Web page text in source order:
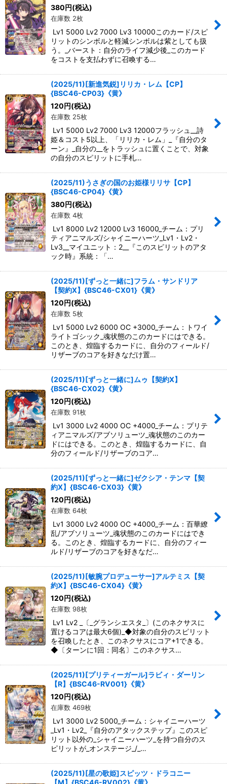
380 円(税込)
在庫数 2枚
Lv1 5000 Lv2 7000 Lv3 10000このカード/スピ
リットのシンボルと軽減シンボルは紫としても扱
う。_バースト：自分のライフ減少後_このカード
をコストを支払わずに召喚する…
(2025/11)[新進気鋭]リリカ・レム【CP】
{BSC46-CP03}《黄》
120 円(税込)
在庫数 25枚
Lv1 5000 Lv2 7000 Lv3 12000フラッシュ__詩
姫＆コスト5以上、「リリカ・レム」_『自分のタ
ーン』_自分の__をトラッシュに置くことで、対象
の自分のスピリットに手札…
(2025/11)うさぎの国のお姫様リリサ【CP】
{BSC46-CP04}《黄》
380 円(税込)
在庫数 4枚
Lv1 8000 Lv2 12000 Lv3 16000_チーム：プリ
ティアニマルズ/シャイニーハーツ_Lv1・Lv2・
Lv3__マイユニット：2__『このスピリットのアタ
ック時』系統：「…
(2025/11)[ずっと一緒に]フラム・サンドリア
【契約X】{BSC46-CX01}《黄》
120 円(税込)
在庫数 5枚
Lv1 5000 Lv2 6000 OC +3000_チーム：トワイ
ライトゴシック_魂状態のこのカードにはできる。
このとき、煌臨するカードに、自分のフィールド/
リザーブのコアを好きなだけ置…
(2025/11)[ずっと一緒に]ムゥ【契約X】
{BSC46-CX02}《黄》
120 円(税込)
在庫数 91枚
Lv1 3000 Lv2 4000 OC +4000_チーム：プリテ
ィアニマルズ/アブソリューツ_魂状態のこのカー
ドにはできる。このとき、煌臨するカードに、自
分のフィールド/リザーブのコア…
(2025/11)[ずっと一緒に]ゼクシア・テンマ【契
約X】{BSC46-CX03}《黄》
120 円(税込)
在庫数 64枚
Lv1 3000 Lv2 4000 OC +4000_チーム：百華繚
乱/アブソリューツ_魂状態のこのカードにはでき
る。このとき、煌臨するカードに、自分のフィー
ルド/リザーブのコアを好きなだ…
(2025/11)[敏腕プロデューサー]アルテミス【契
約X】{BSC46-CX04}《黄》
120 円(税込)
在庫数 98枚
Lv1 Lv2 _〔_グランシエスタ_〕(このネクサスに
置けるコアは最大6個)_◆対象の自分のスピリット
を召喚したとき、このネクサスにコア+1できる。
◆〔ターンに1回：同名〕このネクサス…
(2025/11)[プリティーガール]ラビィ・ダーリン
【R】{BSC46-RV001}《黄》
120 円(税込)
在庫数 469枚
Lv1 3000 Lv2 5000_チーム：シャイニーハーツ
_Lv1・Lv2_『自分のアタックステップ』このスピ
リット以外の_シャイニーハーツ_を持つ自分のス
ピリットが_オンステージ_/_…
(2025/11)[星の歌姫]スピッツ・ドラコニー